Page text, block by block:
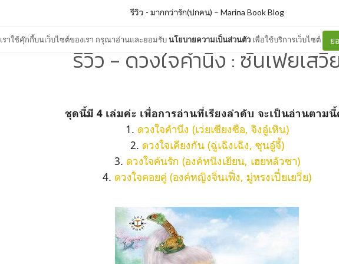
เราใช้คุ๊กกี้บนเว็บไซต์ของเรา กรุณาอ่านและยอมรับนโยบายความเป็นส่วนตัว เพื่อใช้บริการเว็บไซต์ ย
รีวิว - มากกว่ารัก(ปกคน) – Marina Book Blog
รีวิว - ดวงใจคำนึง : ซั่นเฟยเสวี่
ชุดนี้มี 4 เล่มค่ะ เพื่อการอ่านที่เรียงลำดับ จะเป็นอ่านตามนี้
1. ดวงใจคำนึง (เว่ยเซียงซือ, จิงอู๋เหิน)
2. ดวงใจเคียงกัน (ฉู่เฉิงเฉิง, ซุนอู๋จี้)
3. ดวงใจค้นรัก (องค์หนิงเยียน, เฮยหลัวซา)
4. ดวงใจคอยคู่ (องค์หญิงจิ่นเฟิ่ง, มู่หรงเปี๋ยเยวี่ย)